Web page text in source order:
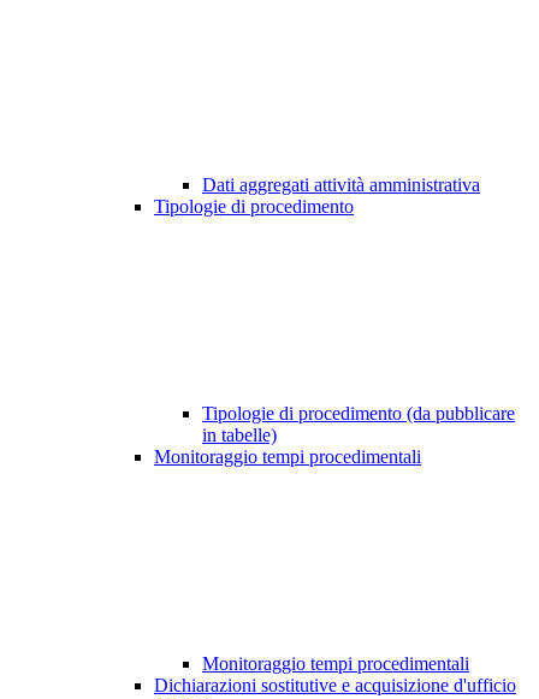
Dati aggregati attività amministrativa
Tipologie di procedimento
Tipologie di procedimento (da pubblicare
in tabelle)
Monitoraggio tempi procedimentali
Monitoraggio tempi procedimentali
Dichiarazioni sostitutive e acquisizione d'ufficio